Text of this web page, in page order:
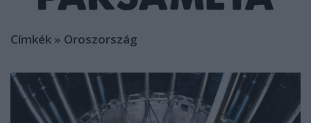
Címkék » Oroszország